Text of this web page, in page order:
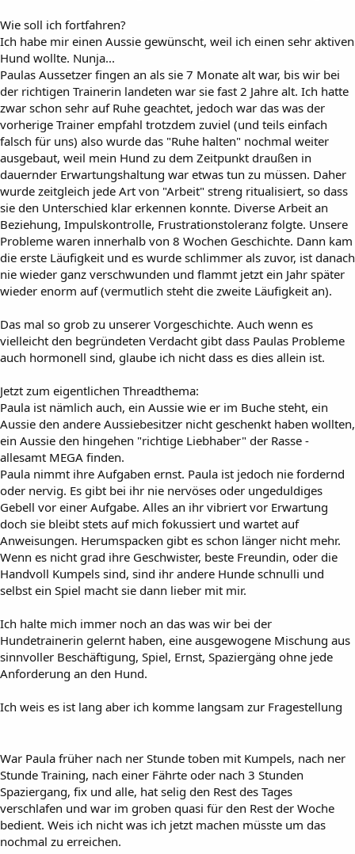
Wie soll ich fortfahren?
Ich habe mir einen Aussie gewünscht, weil ich einen sehr aktiven
Hund wollte. Nunja...
Paulas Aussetzer fingen an als sie 7 Monate alt war, bis wir bei
der richtigen Trainerin landeten war sie fast 2 Jahre alt. Ich hatte
zwar schon sehr auf Ruhe geachtet, jedoch war das was der
vorherige Trainer empfahl trotzdem zuviel (und teils einfach
falsch für uns) also wurde das "Ruhe halten" nochmal weiter
ausgebaut, weil mein Hund zu dem Zeitpunkt draußen in
dauernder Erwartungshaltung war etwas tun zu müssen. Daher
wurde zeitgleich jede Art von "Arbeit" streng ritualisiert, so dass
sie den Unterschied klar erkennen konnte. Diverse Arbeit an
Beziehung, Impulskontrolle, Frustrationstoleranz folgte. Unsere
Probleme waren innerhalb von 8 Wochen Geschichte. Dann kam
die erste Läufigkeit und es wurde schlimmer als zuvor, ist danach
nie wieder ganz verschwunden und flammt jetzt ein Jahr später
wieder enorm auf (vermutlich steht die zweite Läufigkeit an).
Das mal so grob zu unserer Vorgeschichte. Auch wenn es
vielleicht den begründeten Verdacht gibt dass Paulas Probleme
auch hormonell sind, glaube ich nicht dass es dies allein ist.
Jetzt zum eigentlichen Threadthema:
Paula ist nämlich auch, ein Aussie wie er im Buche steht, ein
Aussie den andere Aussiebesitzer nicht geschenkt haben wollten,
ein Aussie den hingehen "richtige Liebhaber" der Rasse -
allesamt MEGA finden.
Paula nimmt ihre Aufgaben ernst. Paula ist jedoch nie fordernd
oder nervig. Es gibt bei ihr nie nervöses oder ungeduldiges
Gebell vor einer Aufgabe. Alles an ihr vibriert vor Erwartung
doch sie bleibt stets auf mich fokussiert und wartet auf
Anweisungen. Herumspacken gibt es schon länger nicht mehr.
Wenn es nicht grad ihre Geschwister, beste Freundin, oder die
Handvoll Kumpels sind, sind ihr andere Hunde schnulli und
selbst ein Spiel macht sie dann lieber mit mir.
Ich halte mich immer noch an das was wir bei der
Hundetrainerin gelernt haben, eine ausgewogene Mischung aus
sinnvoller Beschäftigung, Spiel, Ernst, Spaziergäng ohne jede
Anforderung an den Hund.
Ich weis es ist lang aber ich komme langsam zur Fragestellung
War Paula früher nach ner Stunde toben mit Kumpels, nach ner
Stunde Training, nach einer Fährte oder nach 3 Stunden
Spaziergang, fix und alle, hat selig den Rest des Tages
verschlafen und war im groben quasi für den Rest der Woche
bedient. Weis ich nicht was ich jetzt machen müsste um das
nochmal zu erreichen.